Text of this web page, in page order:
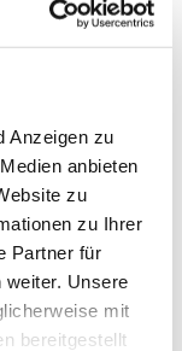
Anzeigen zu
anbieten
zu
zu Ihrer
Partner für
weiter. Unsere
mit
bereitgestellt